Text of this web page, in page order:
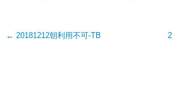
Post
← 20181212朝利用不可-TB